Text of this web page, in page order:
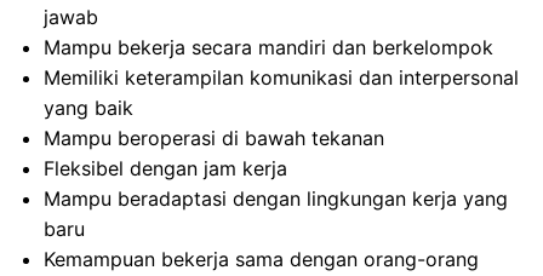
jawab
Mampu bekerja secara mandiri dan berkelompok
Memiliki keterampilan komunikasi dan interpersonal
yang baik
Mampu beroperasi di bawah tekanan
Fleksibel dengan jam kerja
Mampu beradaptasi dengan lingkungan kerja yang
baru
Kemampuan bekerja sama dengan orang-orang